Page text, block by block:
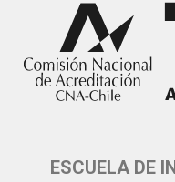
ESCUELA DE